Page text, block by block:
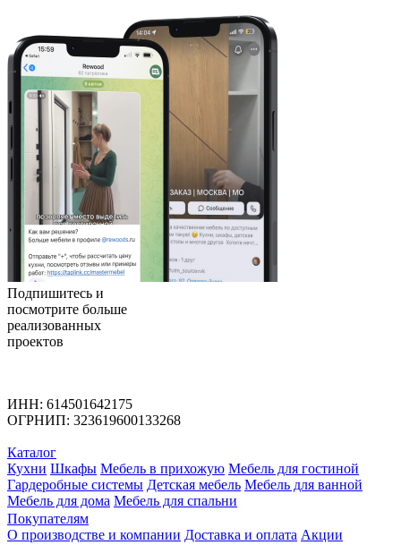
Подпишитесь и
посмотрите больше
реализованных
проектов
ИНН: 614501642175
ОГРНИП: 323619600133268
Каталог
Кухни Шкафы Мебель в прихожую Мебель для гостиной
Гардеробные системы Детская мебель Мебель для ванной
Мебель для дома Мебель для спальни
Покупателям
О производстве и компании Доставка и оплата Акции